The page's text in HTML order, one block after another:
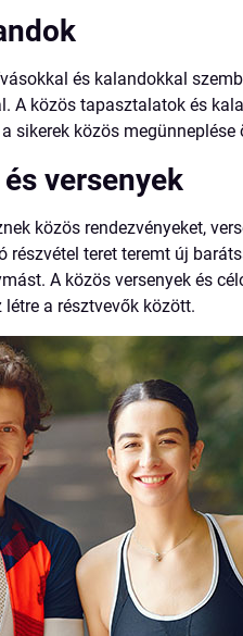
és kalandokkal
A közös tapasztalatok és
sikerek közös
versenyek
közös rendezvényeket,
részvétel teret teremt új
A közös versenyek és
a résztvevők között.